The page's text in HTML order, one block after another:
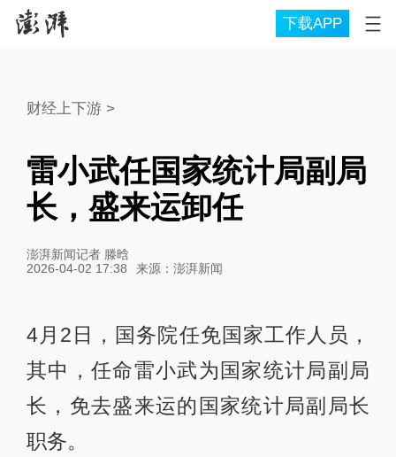
下载APP
财经上下游 >
雷小武任国家统计局副局
长，盛来运卸任
澎湃新闻记者 滕晗
2026-04-02 17:38
来源： 澎湃新闻
4月2日，国务院任免国家工作人员，
其中，任命雷小武为国家统计局副局
长，免去盛来运的国家统计局副局长
职务。